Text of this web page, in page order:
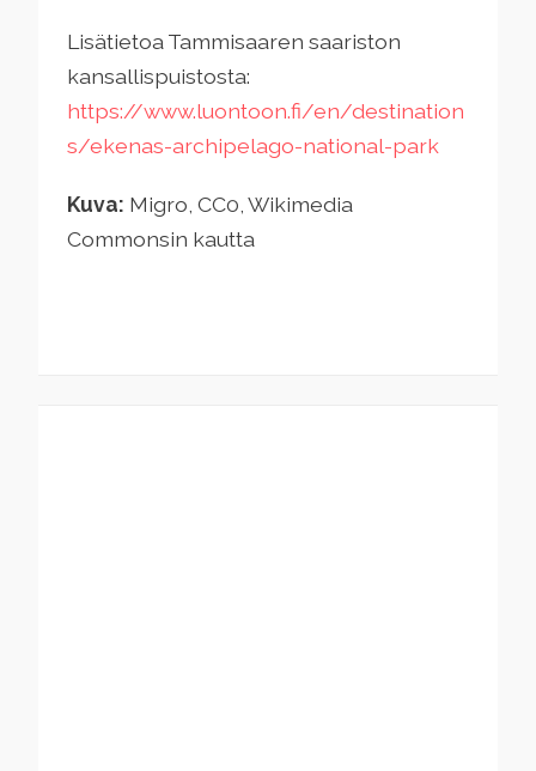
Lisätietoa Tammisaaren saariston
kansallispuistosta:
https://www.luontoon.fi/en/destination
s/ekenas-archipelago-national-park
Kuva: Migro, CC0, Wikimedia
Commonsin kautta